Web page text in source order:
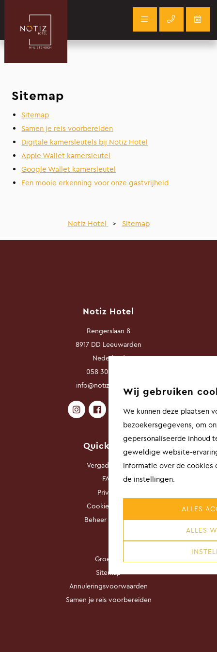
Sitemap
Sitemap
Samen je reis voorbereiden
Digitale kamersleutels bij Notiz Hotel
Apple Wallet kamersleutel
Google Wallet kamersleutel
Een mooie erkenning voor onze gastvrijheid
Notiz Hotel > Sitemap
Notiz Hotel
Rengerslaan 8
8917 DD Leeuwarden
Nederland
058 3030 800
info@notizhotel.com
Quick links
Vergaderzalen
FAQ
Privacy
Cookie policy
Beheer cookies
Groepen
Sitemap
Annuleringsvoorwaarden
Samen je reis voorbereiden
Wij gebruiken
We kunnen deze plaatsen
bezoekersgegevens, om
gepersonaliseerde inhoud
geweldige website-
informatie over de
de instellingen.
ALLES
ALLES